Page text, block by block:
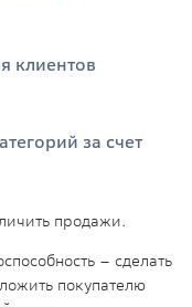
клиентов
за счет
продажи.
– сделать
покупателю